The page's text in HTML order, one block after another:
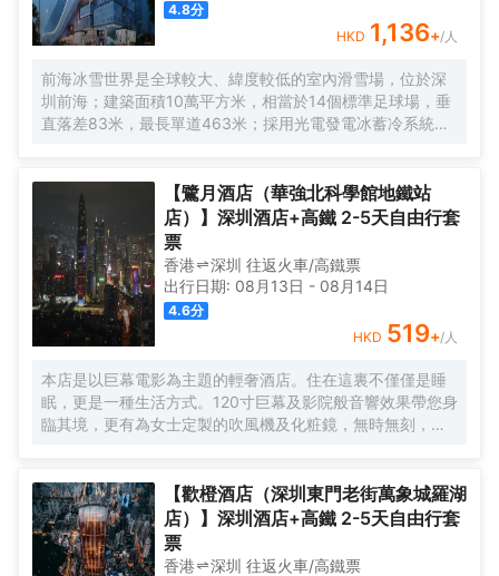
4.8分
HKD 1,136+/人
前海冰雪世界是全球較大、緯度較低的室內滑雪場，位於深
圳前海；建築面積10萬平方米，相當於14個標準足球場，垂
直落差83米，最長單道463米‌；採用光電發電冰蓄冷系統，
【鷺月酒店（華強北科學館地鐵站
店）】深圳酒店+高鐵 2-5天自由行套
票
香港 深圳 往返火車/高鐵票
出行日期: 08月13日 - 08月14日
4.6分
HKD 519+/人
本店是以巨幕電影為主題的輕奢酒店。住在這裏不僅僅是睡
眠，更是一種生活方式。120寸巨幕及影院般音響效果帶您身
臨其境，更有為女士定製的吹風機及化粧鏡，無時無刻，呈
【歡橙酒店（深圳東門老街萬象城羅湖
店）】深圳酒店+高鐵 2-5天自由行套
票
香港 深圳 往返火車/高鐵票